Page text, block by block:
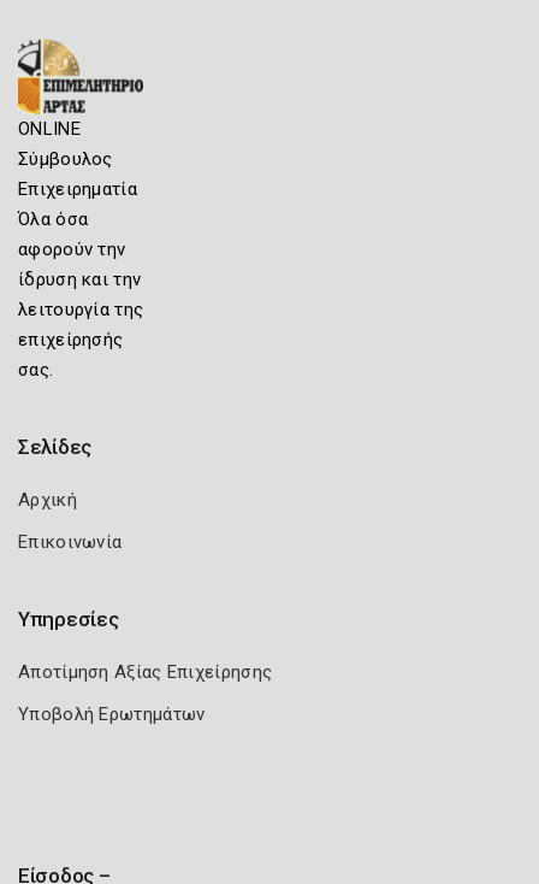
ONLINE
Σύμβουλος
Επιχειρηματία
Όλα όσα
αφορούν την
ίδρυση και την
λειτουργία της
επιχείρησής
σας.
Σελίδες
Αρχική
Επικοινωνία
Υπηρεσίες
Αποτίμηση Αξίας Επιχείρησης
Υποβολή Ερωτημάτων
Είσοδος –